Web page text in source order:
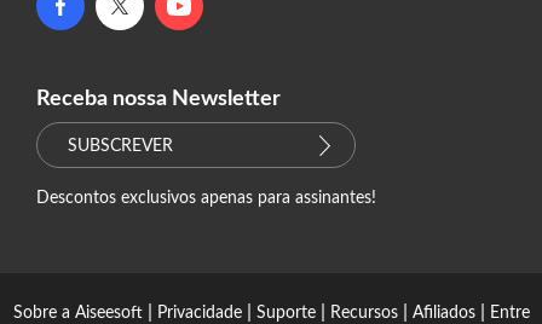
Receba nossa Newsletter
SUBSCREVER
Descontos exclusivos apenas para assinantes!
Sobre a Aiseesoft| Privacidade| Suporte| Recursos| Afiliados| Entre